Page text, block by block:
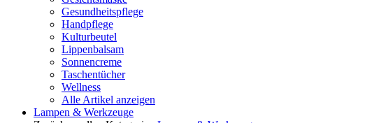
Gesundheitspflege
Handpflege
Kulturbeutel
Lippenbalsam
Sonnencreme
Taschentücher
Wellness
Alle Artikel anzeigen
Lampen & Werkzeuge